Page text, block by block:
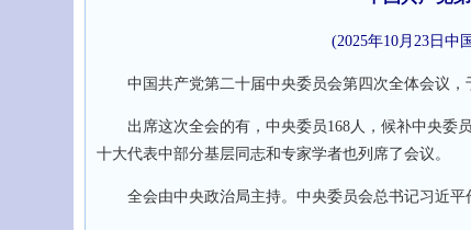
(2025年10月23日中
中国共产党第二十届中央委员会第四次全体会议，于
出席这次全会的有，中央委员168人，候补中央委员
十大代表中部分基层同志和专家学者也列席了会议。
全会由中央政治局主持。中央委员会总书记习近平